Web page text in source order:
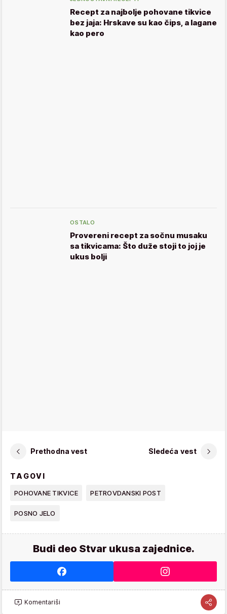
Recept za najbolje pohovane tikvice
bez jaja: Hrskave su kao čips, a lagane
kao pero
OSTALO
Provereni recept za sočnu musaku
sa tikvicama: Što duže stoji to joj je
ukus bolji
Prethodna vest Sledeća vest
TAGOVI
POHOVANE TIKVICE PETROVDANSKI POST
POSNO JELO
Budi deo Stvar ukusa zajednice.
Komentariši